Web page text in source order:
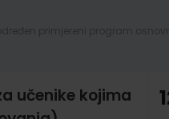
učenike kojima